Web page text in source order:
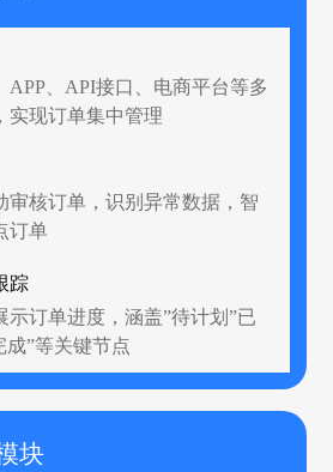
APP、API接口、电商平台等多
实现订单集中管理
审核订单，识别异常数据，智
订单
踪
示订单进度，涵盖”待计划”已
成”等关键节点
块